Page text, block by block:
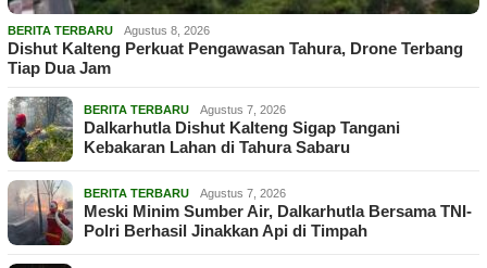
BERITA TERBARU Agustus 8, 2026
Dishut Kalteng Perkuat Pengawasan Tahura, Drone Terbang
Tiap Dua Jam
BERITA TERBARU Agustus 7, 2026
Dalkarhutla Dishut Kalteng Sigap Tangani
Kebakaran Lahan di Tahura Sabaru
BERITA TERBARU Agustus 7, 2026
Meski Minim Sumber Air, Dalkarhutla Bersama TNI-
Polri Berhasil Jinakkan Api di Timpah